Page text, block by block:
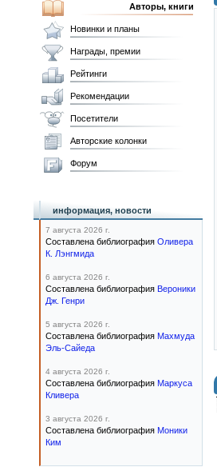
Авторы, книги
Новинки и планы
Награды, премии
Рейтинги
Рекомендации
Посетители
Авторские колонки
Форум
информация, новости
7 августа 2026 г.
Составлена библиография Оливера
К. Лэнгмида
6 августа 2026 г.
Составлена библиография Вероники
Дж. Генри
5 августа 2026 г.
Составлена библиография Махмуда
Эль-Сайеда
4 августа 2026 г.
Составлена библиография Маркуса
Кливера
3 августа 2026 г.
Составлена библиография Моники
Ким